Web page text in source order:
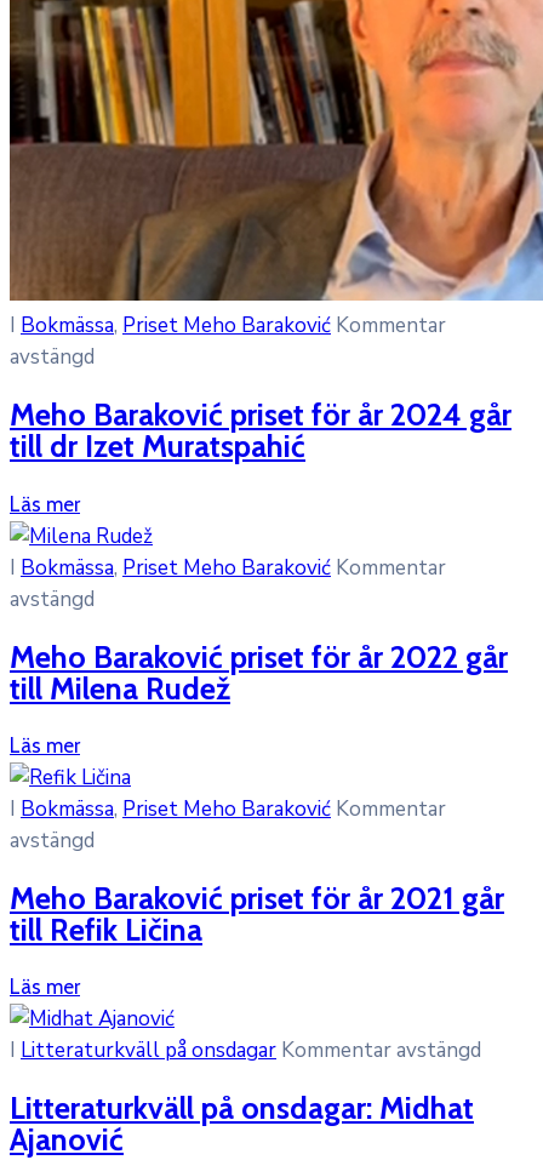
I Bokmässa‚ Priset Meho Baraković Kommentar
avstängd
Meho Baraković priset för år 2024 går
till dr Izet Muratspahić
Läs mer
I Bokmässa‚ Priset Meho Baraković Kommentar
avstängd
Meho Baraković priset för år 2022 går
till Milena Rudež
Läs mer
I Bokmässa‚ Priset Meho Baraković Kommentar
avstängd
Meho Baraković priset för år 2021 går
till Refik Ličina
Läs mer
I Litteraturkväll på onsdagar Kommentar avstängd
Litteraturkväll på onsdagar: Midhat
Ajanović